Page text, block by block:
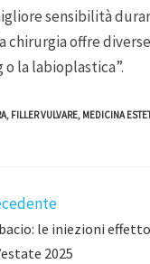
sensibilità
chirurgia offre
la labioplastica”.
, FILLER VULVARE, MEDICINA
le iniezioni
2025